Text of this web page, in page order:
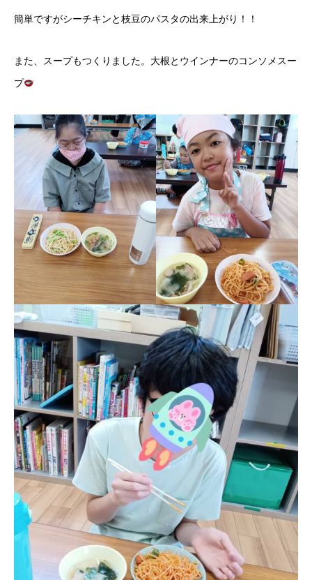
簡単ですがシーチキンと枝豆のパスタの出来上がり！！
また、スープもつくりました。大根とウインナーのコンソメスー
プ